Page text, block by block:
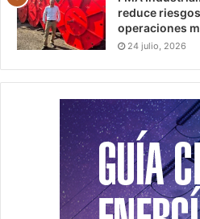
reduce
operaciones
24 julio, 2026